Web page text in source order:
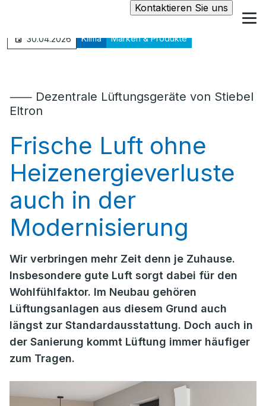
Kontaktieren Sie uns
30.04.2026 Klima Marken & Produkte
⸺ Dezentrale Lüftungsgeräte von Stiebel
Eltron
Frische Luft ohne
Heizenergieverluste
auch in der
Modernisierung
Wir verbringen mehr Zeit denn je Zuhause.
Insbesondere gute Luft sorgt dabei für den
Wohlfühlfaktor. Im Neubau gehören
Lüftungsanlagen aus diesem Grund auch
längst zur Standardausstattung. Doch auch in
der Sanierung kommt Lüftung immer häufiger
zum Tragen.